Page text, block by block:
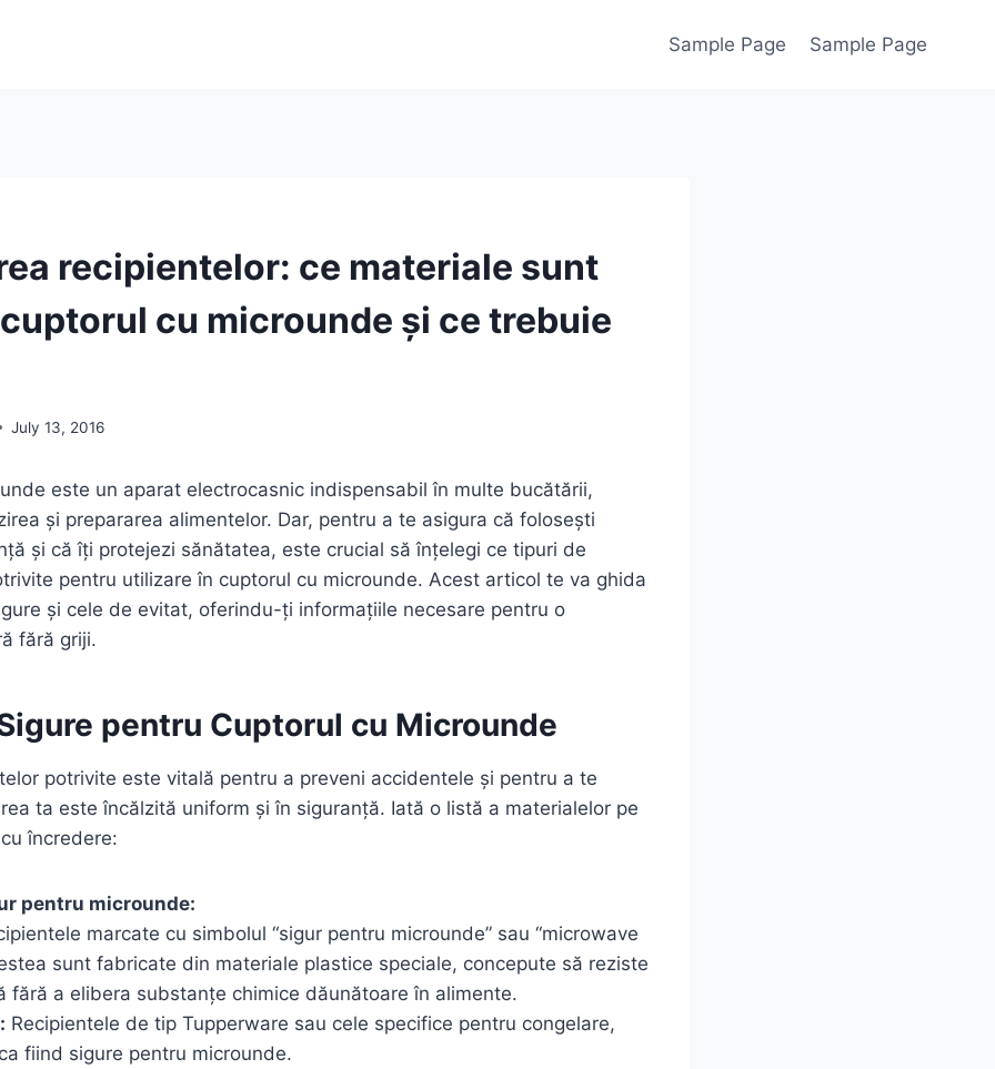
Sample Page Sample Page
recipientelor: ce materiale sunt
cu microunde și ce trebuie
July 13, 2016
este un aparat electrocasnic indispensabil în multe bucătării,
și prepararea alimentelor. Dar, pentru a te asigura că folosești
și că îți protejezi sănătatea, este crucial să înțelegi ce tipuri de
pentru utilizare în cuptorul cu microunde. Acest articol te va ghida
și cele de evitat, oferindu-ți informațiile necesare pentru o
fără griji.
pentru Cuptorul cu Microunde
potrivite este vitală pentru a preveni accidentele și pentru a te
ta este încălzită uniform și în siguranță. Iată o listă a materialelor pe
încredere:
pentru microunde:
marcate cu simbolul “sigur pentru microunde” sau “microwave
sunt fabricate din materiale plastice speciale, concepute să reziste
fără a elibera substanțe chimice dăunătoare în alimente.
Recipientele de tip Tupperware sau cele specifice pentru congelare,
fiind sigure pentru microunde.